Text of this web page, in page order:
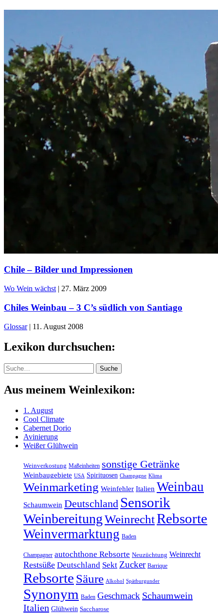
Chile – Bilder und Impressionen
Wo Wein wächst | 27. März 2009
Chiles Weinbau – 3 C’s südlich von Santiago
Glossar | 11. August 2008
Lexikon durchsuchen:
Suche Suche
Aus meinem Weinlexikon:
1. August
Cool Climate
Cabernet Dorio
Avinierung
Weißer Glühwein
Weinverkostung Maßeinheiten sonstige Getränke
Weinbaugebiete USA Spirituosen Champagne Klima
Weinmarketing Weinfehler Italien Weinbau
Schaumwein Deutschland Sensorik
WeinbereitungWeinrechtRebsorte
Weinvermarktung Baden
Champagner autochthone Rebsorte Neuzüchtung Weinrecht
Restsüße Deutschland Sekt Zucker Barrique
Rebsorte Säure Alkohol Spätburgunder
Synonym Baden Geschmack Schaumwein
Italien Glühwein Saccharose